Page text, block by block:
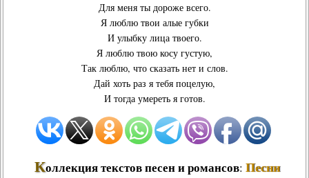
Для меня ты дороже всего.
Я люблю твои алые губки
И улыбку лица твоего.
Я люблю твою косу густую,
Так люблю, что сказать нет и слов.
Дай хоть раз я тебя поцелую,
И тогда умереть я готов.
Коллекция текстов песен и романсов: Песни